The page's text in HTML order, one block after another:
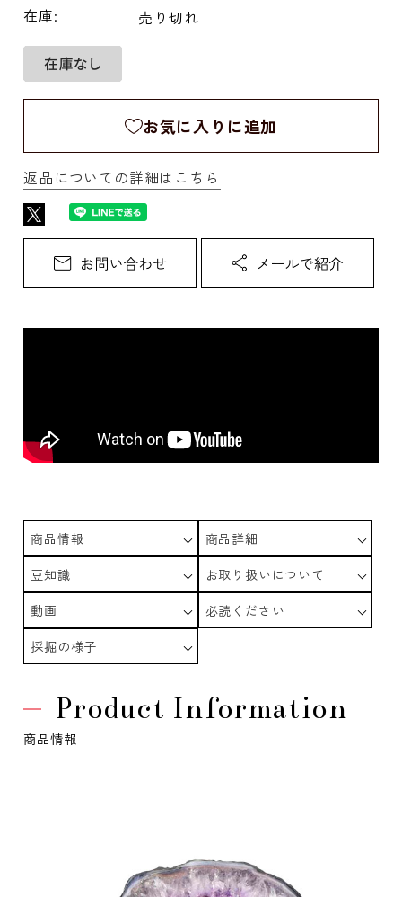
在庫:
売り切れ
お気に入りに追加
返品についての詳細はこちら
商品情報
商品詳細
豆知識
お取り扱いについて
動画
必読ください
採掘の様子
Product Information
商品情報